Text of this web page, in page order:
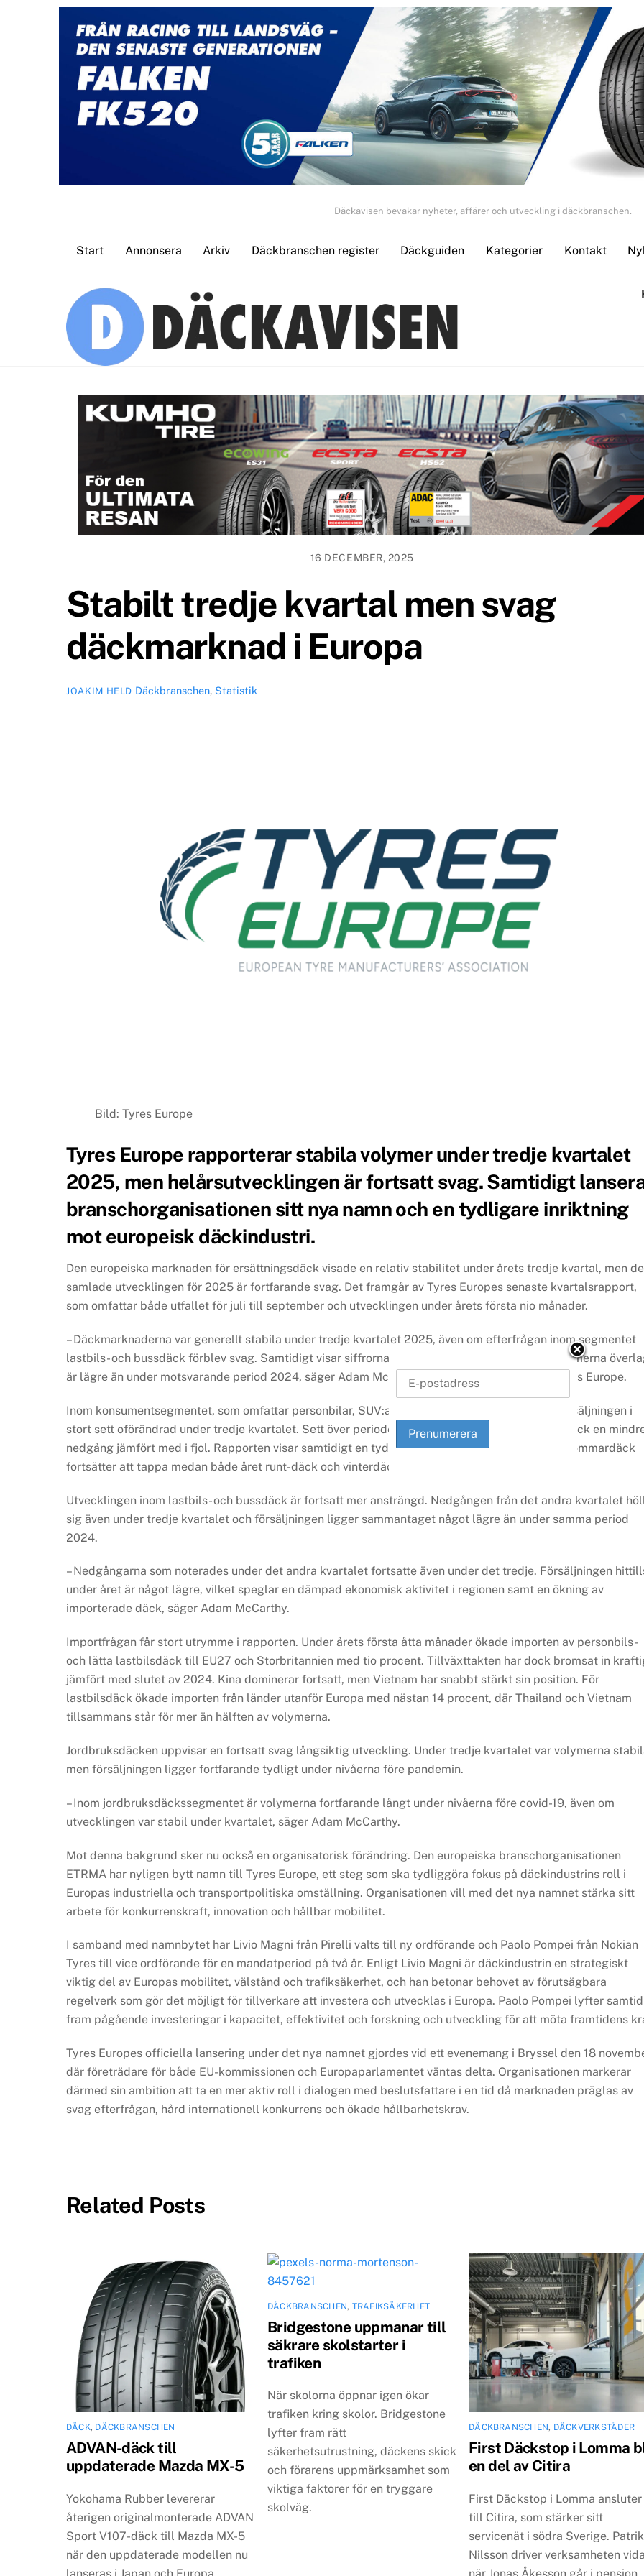
Däckavisen bevakar nyheter, affärer och utveckling i däckbranschen.
Start Annonsera Arkiv Däckbranschen register Däckguiden Kategorier Kontakt
16 DECEMBER, 2025
Stabilt tredje kvartal men svag
däckmarknad i Europa
JOAKIM HELD Däckbranschen, Statistik
Bild: Tyres Europe
Tyres Europe rapporterar stabila volymer under tredje kvartalet
2025, men helårsutvecklingen är fortsatt svag. Samtidigt
branschorganisationen sitt nya namn och en tydligare inriktning
mot europeisk däckindustri.
Den europeiska marknaden för ersättningsdäck visade en relativ stabilitet under årets tredje kvartal, men
samlade utvecklingen för 2025 är fortfarande svag. Det framgår av Tyres Europes senaste kvartalsrapport,
som omfattar både utfallet för juli till september och utvecklingen under årets första nio månader.
– Däckmarknaderna var generellt stabila under tredje kvartalet 2025, även om efterfrågan inom segmentet
lastbils- och bussdäck förblev svag. Samtidigt visar siffrorna för årets tre första kvartal att volymerna
är lägre än under motsvarande period 2024, säger Adam McCarthy, generalsekreterare för Tyres Europe.
Inom konsumentsegmentet, som omfattar personbilar, SUV:ar och lätta transportfordon, var försäljningen i
stort sett oförändrad under tredje kvartalet. Sett över perioden januari till september noteras dock en
nedgång jämfört med i fjol. Rapporten visar samtidigt en tydlig förskjutning i efterfrågan, där sommardäck
fortsätter att tappa medan både året runt-däck och vinterdäck ökar.
Utvecklingen inom lastbils- och bussdäck är fortsatt mer ansträngd. Nedgången från det andra kvartalet
sig även under tredje kvartalet och försäljningen ligger sammantaget något lägre än under samma period
2024.
– Nedgångarna som noterades under det andra kvartalet fortsatte även under det tredje. Försäljningen
under året är något lägre, vilket speglar en dämpad ekonomisk aktivitet i regionen samt en ökning av
importerade däck, säger Adam McCarthy.
Importfrågan får stort utrymme i rapporten. Under årets första åtta månader ökade importen av personbils-
och lätta lastbilsdäck till EU27 och Storbritannien med tio procent. Tillväxttakten har dock bromsat in
jämfört med slutet av 2024. Kina dominerar fortsatt, men Vietnam har snabbt stärkt sin position. För
lastbilsdäck ökade importen från länder utanför Europa med nästan 14 procent, där Thailand och Vietnam
tillsammans står för mer än hälften av volymerna.
Jordbruksdäcken uppvisar en fortsatt svag långsiktig utveckling. Under tredje kvartalet var volymerna
men försäljningen ligger fortfarande tydligt under nivåerna före pandemin.
– Inom jordbruksdäckssegmentet är volymerna fortfarande långt under nivåerna före covid-19, även om
utvecklingen var stabil under kvartalet, säger Adam McCarthy.
Mot denna bakgrund sker nu också en organisatorisk förändring. Den europeiska branschorganisationen
ETRMA har nyligen bytt namn till Tyres Europe, ett steg som ska tydliggöra fokus på däckindustrins roll i
Europas industriella och transportpolitiska omställning. Organisationen vill med det nya namnet stärka sitt
arbete för konkurrenskraft, innovation och hållbar mobilitet.
I samband med namnbytet har Livio Magni från Pirelli valts till ny ordförande och Paolo Pompei från Nokian
Tyres till vice ordförande för en mandatperiod på två år. Enligt Livio Magni är däckindustrin en strategiskt
viktig del av Europas mobilitet, välstånd och trafiksäkerhet, och han betonar behovet av förutsägbara
regelverk som gör det möjligt för tillverkare att investera och utvecklas i Europa. Paolo Pompei lyfter
fram pågående investeringar i kapacitet, effektivitet och forskning och utveckling för att möta framtidens
Tyres Europes officiella lansering under det nya namnet gjordes vid ett evenemang i Bryssel den 18
där företrädare för både EU-kommissionen och Europaparlamentet väntas delta. Organisationen markerar
därmed sin ambition att ta en mer aktiv roll i dialogen med beslutsfattare i en tid då marknaden präglas av
svag efterfrågan, hård internationell konkurrens och ökade hållbarhetskrav.
Related Posts
DÄCK, DÄCKBRANSCHEN
ADVAN-däck till
uppdaterade Mazda MX-5
Yokohama Rubber levererar
återigen originalmonterade ADVAN
Sport V107-däck till Mazda MX-5
när den uppdaterade modellen nu
DÄCKBRANSCHEN, TRAFIKSÄKERHET
Bridgestone uppmanar till
säkrare skolstarter i
trafiken
När skolorna öppnar igen ökar
trafiken kring skolor. Bridgestone
lyfter fram rätt
säkerhetsutrustning, däckens skick
och förarens uppmärksamhet som
viktiga faktorer för en tryggare
skolväg.
DÄCKBRANSCHEN, DÄCKVERKSTÄDER
First Däckstop i Lomma
en del av Citira
First Däckstop i Lomma ansluter
till Citira, som stärker sitt
servicenät i södra Sverige. Patrik
Nilsson driver verksamheten